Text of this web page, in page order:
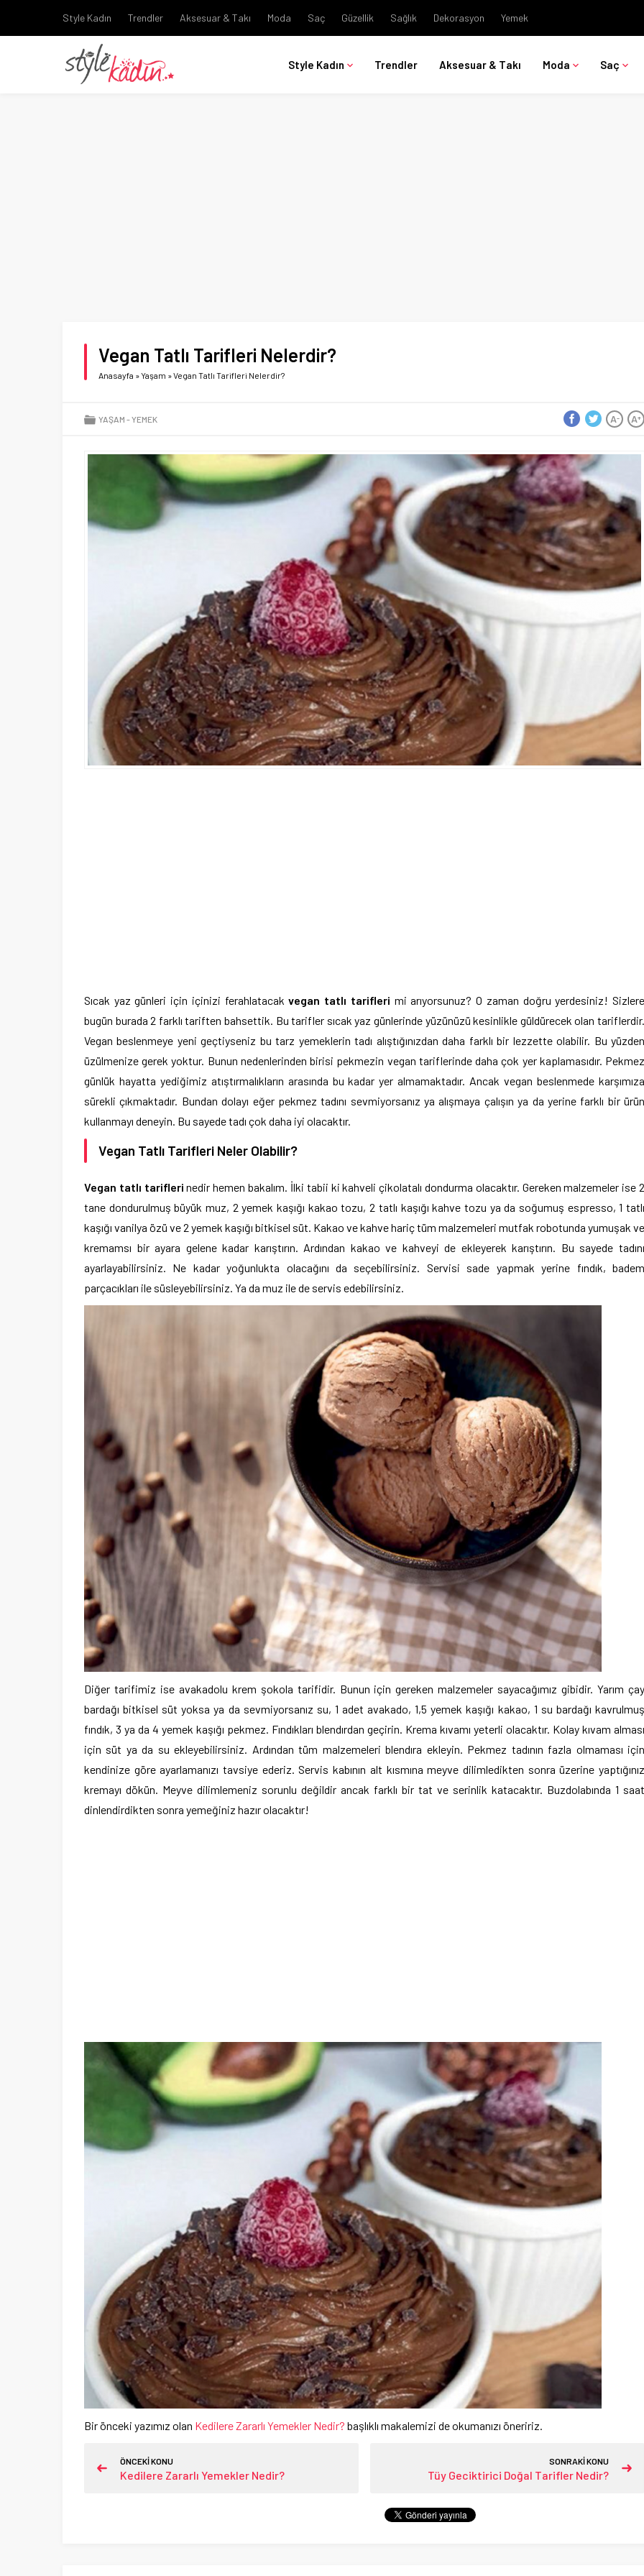
Style Kadın Trendler Aksesuar & Takı Moda Saç Güzellik Sağlık Dekorasyon Yemek
Style Kadın Trendler Aksesuar & Takı Moda Saç
Vegan Tatlı Tarifleri Nelerdir?
Anasayfa »Yaşam »Vegan Tatlı Tarifleri Nelerdir?
YAŞAM YEMEK A+
A-
Sıcak yaz günleri için içinizi ferahlatacakvegan tatlı tarifleri mi arıyorsunuz? O zaman doğru yerdesiniz! Sizlere
bugün burada 2 farklı tariften bahsettik. Bu tarifler sıcak yaz günlerinde yüzünüzü kesinlikle güldürecek olan tariflerdir.
Vegan beslenmeye yeni geçtiyseniz bu tarz yemeklerin tadı alıştığınızdan daha farklı bir lezzette olabilir. Bu yüzden
üzülmenize gerek yoktur. Bunun nedenlerinden birisi pekmezin vegan tariflerinde daha çok yer kaplamasıdır. Pekmez
günlük hayatta yediğimiz atıştırmalıkların arasında bu kadar yer almamaktadır. Ancak vegan beslenmede karşımıza
sürekli çıkmaktadır. Bundan dolayı eğer pekmez tadını sevmiyorsanız ya alışmaya çalışın ya da yerine farklı bir ürün
kullanmayı deneyin. Bu sayede tadı çok daha iyi olacaktır.
Vegan Tatlı Tarifleri Neler Olabilir?
Vegan tatlı tariflerinedir hemen bakalım. İlki tabii ki kahveli çikolatalı dondurma olacaktır. Gereken malzemeler ise 2
tane dondurulmuş büyük muz, 2 yemek kaşığı kakao tozu, 2 tatlı kaşığı kahve tozu ya da soğumuş espresso, 1 tatlı
kaşığı vanilya özü ve 2 yemek kaşığı bitkisel süt. Kakao ve kahve hariç tüm malzemeleri mutfak robotunda yumuşak ve
kremamsı bir ayara gelene kadar karıştırın. Ardından kakao ve kahveyi de ekleyerek karıştırın. Bu sayede tadını
ayarlayabilirsiniz. Ne kadar yoğunlukta olacağını da seçebilirsiniz. Servisi sade yapmak yerine fındık, badem
parçacıkları ile süsleyebilirsiniz. Ya da muz ile de servis edebilirsiniz.
Diğer tarifimiz ise avakadolu krem şokola tarifidir. Bunun için gereken malzemeler sayacağımız gibidir. Yarım çay
bardağı bitkisel süt yoksa ya da sevmiyorsanız su, 1 adet avakado, 1,5 yemek kaşığı kakao, 1 su bardağı kavrulmuş
fındık, 3 ya da 4 yemek kaşığı pekmez. Fındıkları blendırdan geçirin. Krema kıvamı yeterli olacaktır. Kolay kıvam alması
için süt ya da su ekleyebilirsiniz. Ardından tüm malzemeleri blendıra ekleyin. Pekmez tadının fazla olmaması için
kendinize göre ayarlamanızı tavsiye ederiz. Servis kabının alt kısmına meyve dilimledikten sonra üzerine yaptığınız
kremayı dökün. Meyve dilimlemeniz sorunlu değildir ancak farklı bir tat ve serinlik katacaktır. Buzdolabında 1 saat
dinlendirdikten sonra yemeğiniz hazır olacaktır!
Bir önceki yazımız olan Kedilere Zararlı Yemekler Nedir? başlıklı makalemizi de okumanızı öneririz.
ÖNCEKİ KONU
Kedilere Zararlı Yemekler Nedir?
SONRAKİ KONU
Tüy Geciktirici Doğal Tarifler Nedir?